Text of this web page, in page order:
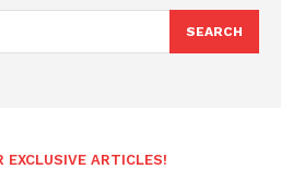
SEARCH
EXCLUSIVE ARTICLES!